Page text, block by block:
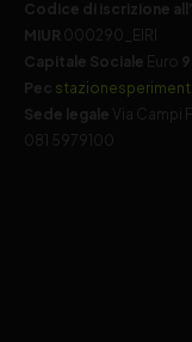
Codice di iscrizione
MIUR 000290_EIRI
Capitale Sociale Euro
Pec
Sede legale
Via
081 5979100